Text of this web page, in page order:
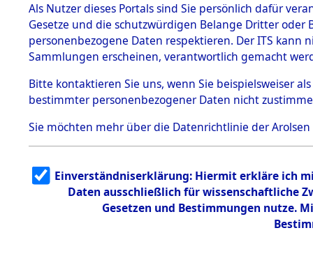
Effekten
1.2.9.1
Effekten aus
dem KZ
Dachau
1.2.9.2
Effekten aus
dem KZ
Bayerisches
1.2.9.3
Effekten aus
dem KZ
Neuengamm Einen Kommentar
Als Nutzer dieses Portals sind Sie persönlich dafür
Gesetze und die schutzwürdigen Belange Dritter
personenbezogene Daten respektieren. Der ITS
Sammlungen erscheinen, verantwortlich gemacht
Bitte kontaktieren Sie uns, wenn Sie beispielsweiser
bestimmter personenbezogener Daten nicht
Sie möchten mehr über die Datenrichtlinie der Arolsen
Einverständniserklärung: Hiermit erkläre ich
Daten ausschließlich für wissenschaftliche
Gesetzen und Bestimmungen nutze.